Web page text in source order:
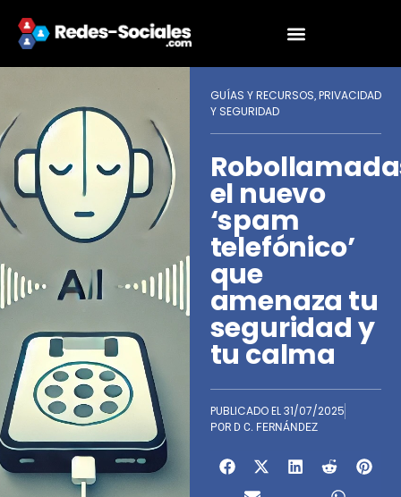
GUÍAS Y RECURSOS PRIVACIDAD
Y SEGURIDAD
el nuevo
‘spam
telefónico’
que
amenaza tu
seguridad y
tu calma
PUBLICADO EL31/07/2025
POR D C. FERNÁNDEZ